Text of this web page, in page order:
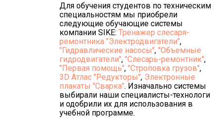
Для обучения студентов по техническим
специальностям мы приобрели
следующие обучающие системы
компании SIKE: Тренажер слесаря-
ремонтника "Электродвигатели",
"Гидравлические насосы", "Объемные
гидродвигатели", "Слесарь-ремонтник",
"Первая помощь", "Строповка грузов",
3D Атлас "Редукторы", Электронные
плакаты "Сварка". Изначально системы
выбирали наши специалисты-технологи
и одобрили их для использования в
учебной программе.